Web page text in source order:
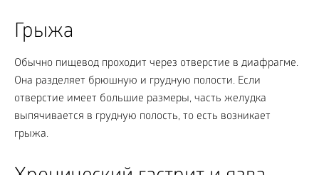
Грыжа
Обычно пищевод проходит через отверстие в диафрагме.
Она разделяет брюшную и грудную полости. Если
отверстие имеет большие размеры, часть желудка
выпячивается в грудную полость, то есть возникает
грыжа.